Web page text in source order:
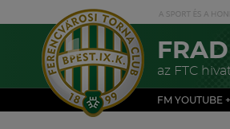
az FTC
FM YOUTUBE +